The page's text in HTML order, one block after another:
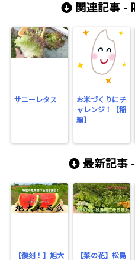
関連記事 -
サニーレタス
お米づくりにチ
ャレンジ！【稲
編】
最新記事 -
【復刻！】旭大
【菜の花】松島